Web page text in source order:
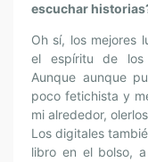
escuchar
Oh sí, los mejores
el espíritu de los
Aunque aunque
poco fetichista y
mi alrededor,
Los digitales
libro en el bolso,